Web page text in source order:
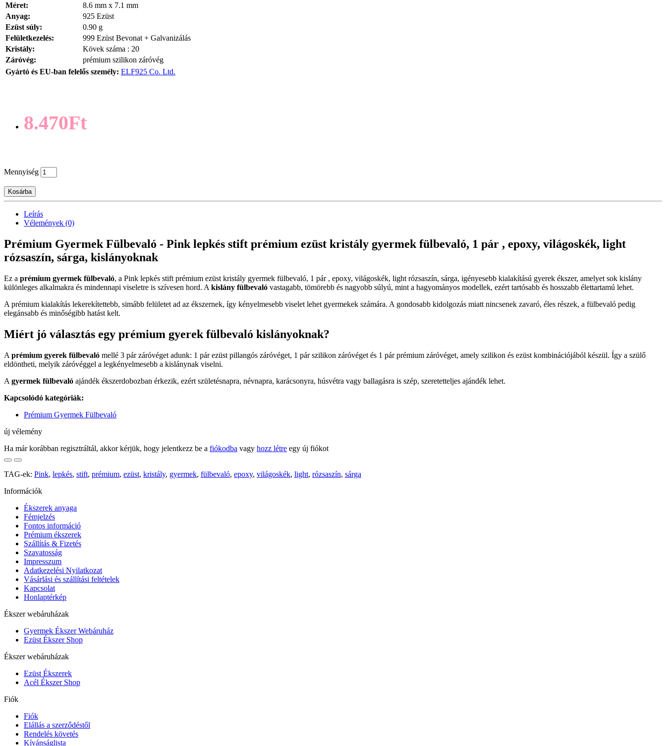
Méret:
8.6 mm x 7.1 mm
Anyag:
925 Ezüst
Ezüst súly:
0.90 g
Felületkezelés:
999 Ezüst Bevonat + Galvanizálás
Kristály:
Kövek száma : 20
Záróvég:
prémium szilikon záróvég
Gyártó és EU-ban felelős személy: ELF925 Co. Ltd.
8.470Ft
Mennyiség
Kosárba
Leírás
Vélemények (0)
Prémium Gyermek Fülbevaló - Pink lepkés stift prémium ezüst kristály gyermek fülbevaló, 1 pár , epoxy, világoskék, light
rózsaszín, sárga, kislányoknak
Ez a prémium gyermek fülbevaló, a Pink lepkés stift prémium ezüst kristály gyermek fülbevaló, 1 pár , epoxy, világoskék, light rózsaszín, sárga, igényesebb kialakítású gyerek ékszer, amelyet sok kislány
különleges alkalmakra és mindennapi viseletre is szívesen hord. A kislány fülbevaló vastagabb, tömörebb és nagyobb súlyú, mint a hagyományos modellek, ezért tartósabb és hosszabb élettartamú lehet.
A prémium kialakítás lekerekítettebb, simább felületet ad az ékszernek, így kényelmesebb viselet lehet gyermekek számára. A gondosabb kidolgozás miatt nincsenek zavaró, éles részek, a fülbevaló pedig
elegánsabb és minőségibb hatást kelt.
Miért jó választás egy prémium gyerek fülbevaló kislányoknak?
A prémium gyerek fülbevaló mellé 3 pár záróvéget adunk: 1 pár ezüst pillangós záróvéget, 1 pár szilikon záróvéget és 1 pár prémium záróvéget, amely szilikon és ezüst kombinációjából készül. Így a szülő
eldöntheti, melyik záróvéggel a legkényelmesebb a kislánynak viselni.
A gyermek fülbevaló ajándék ékszerdobozban érkezik, ezért születésnapra, névnapra, karácsonyra, húsvétra vagy ballagásra is szép, szeretetteljes ajándék lehet.
Kapcsolódó kategóriák:
Prémium Gyermek Fülbevaló
új vélemény
Ha már korábban regisztráltál, akkor kérjük, hogy jelentkezz be a fiókodba vagy hozz létre egy új fiókot
TAG-ek: Pink, lepkés, stift, prémium, ezüst, kristály, gyermek, fülbevaló, epoxy, világoskék, light, rózsaszín, sárga
Információk
Ékszerek anyaga
Fémjelzés
Fontos információ
Prémium ékszerek
Szállítás & Fizetés
Szavatosság
Impresszum
Adatkezelési Nyilatkozat
Vásárlási és szállítási feltételek
Kapcsolat
Honlaptérkép
Ékszer webáruházak
Gyermek Ékszer Webáruház
Ezüst Ékszer Shop
Ékszer webáruházak
Ezüst Ékszerek
Acél Ékszer Shop
Fiók
Fiók
Elállás a szerződéstől
Rendelés követés
Kívánságlista